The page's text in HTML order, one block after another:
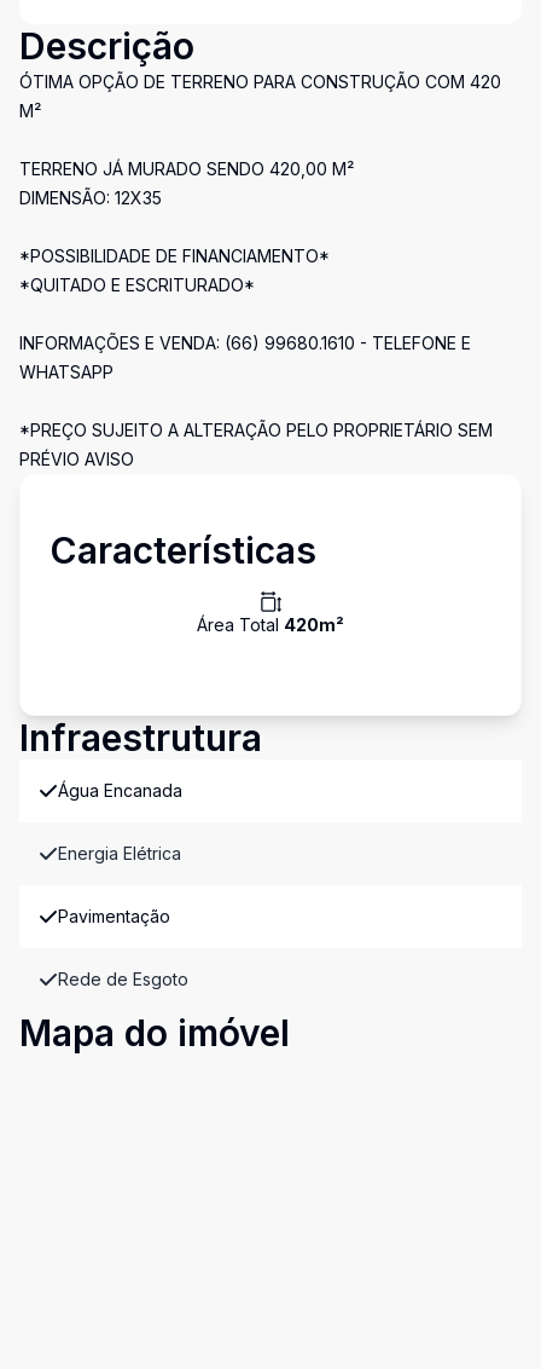
Descrição
ÓTIMA OPÇÃO DE TERRENO PARA CONSTRUÇÃO COM 420
M²
TERRENO JÁ MURADO SENDO 420,00 M²
DIMENSÃO: 12X35
*POSSIBILIDADE DE FINANCIAMENTO*
*QUITADO E ESCRITURADO*
INFORMAÇÕES E VENDA: (66) 99680.1610 - TELEFONE E
WHATSAPP
*PREÇO SUJEITO A ALTERAÇÃO PELO PROPRIETÁRIO SEM
PRÉVIO AVISO
Características
Área Total 420m²
Infraestrutura
Água Encanada
Energia Elétrica
Pavimentação
Rede de Esgoto
Mapa do imóvel